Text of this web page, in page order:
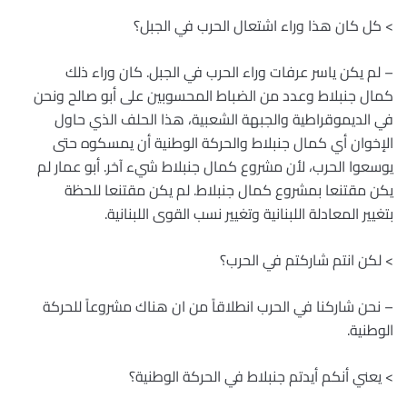
> كل كان هذا وراء اشتعال الحرب في الجبل؟
– لم يكن ياسر عرفات وراء الحرب في الجبل. كان وراء ذلك
كمال جنبلاط وعدد من الضباط المحسوبين على أبو صالح ونحن
في الديموقراطية والجبهة الشعبية، هذا الحلف الذي حاول
الإخوان أي كمال جنبلاط والحركة الوطنية أن يمسكوه حتى
يوسعوا الحرب، لأن مشروع كمال جنبلاط شيء آخر. أبو عمار لم
يكن مقتنعا بمشروع كمال جنبلاط. لم يكن مقتنعا للحظة
بتغيير المعادلة اللبنانية وتغيير نسب القوى اللبنانية.
> لكن انتم شاركتم في الحرب؟
– نحن شاركنا في الحرب انطلاقاً من ان هناك مشروعاً للحركة
الوطنية.
> يعني أنكم أيدتم جنبلاط في الحركة الوطنية؟